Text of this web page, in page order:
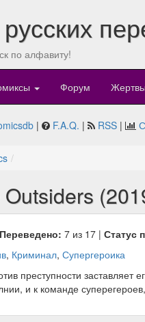
по алфавиту!
Форум
| F.A.Q. | RSS |
Переведено: 7 из 17 | Статус
, Криминал, Супергероика
преступности
и к команде